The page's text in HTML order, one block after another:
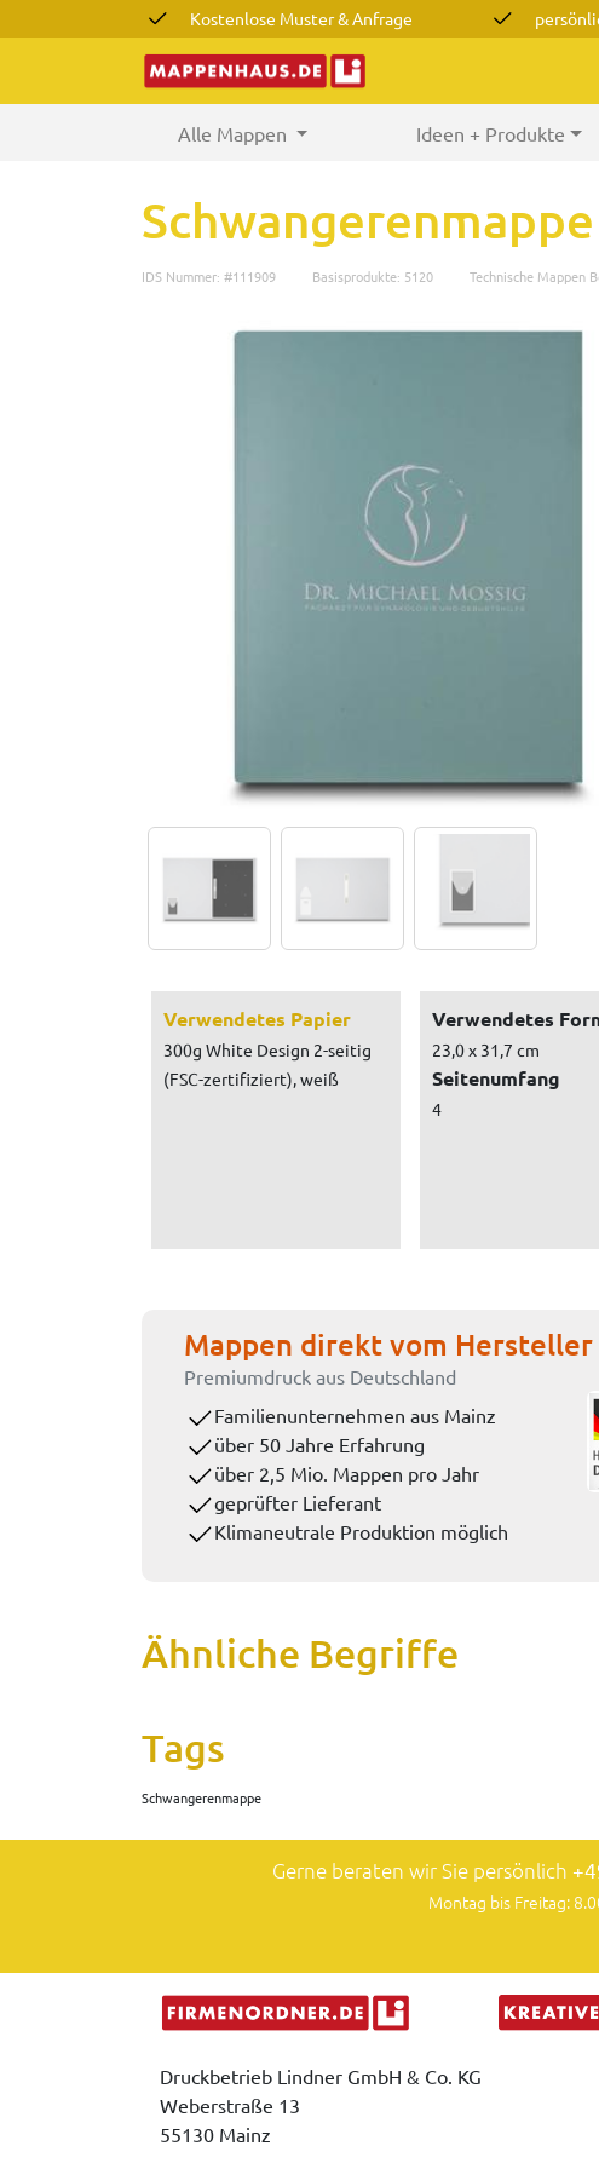
Kostenlose Muster & Anfrage
Alle Mappen (current) Ideen + Produkte
Schwangerenmappe
IDS Nummer: #111909 Basisprodukte: 5120 Technische Mappen
Verwendetes Papier
300g White Design 2-seitig
(FSC-zertifiziert), weiß
Verwendetes
23,0 x 31,7 cm
Seitenumfang
4
Mappen direkt vom Hersteller
Premiumdruck aus Deutschland
Familienunternehmen aus Mainz
über 50 Jahre Erfahrung
über 2,5 Mio. Mappen pro Jahr
geprüfter Lieferant
Klimaneutrale Produktion möglich
Ähnliche Begriffe
Tags
Schwangerenmappe
Gerne beraten wir Sie persönlich
Montag bis Freitag:
Druckbetrieb Lindner GmbH & Co. KG
Weberstraße 13
55130 Mainz